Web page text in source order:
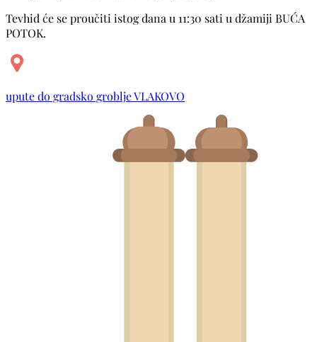
Tevhid će se proučiti istog dana u 11:30 sati u džamiji BUĆA
POTOK.
upute do gradsko groblje VLAKOVO